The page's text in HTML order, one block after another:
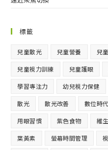
標籤
兒童散光 兒童營養 兒
兒童視力訓練 兒童護眼
學習專注力 幼兒視力保健
散光 散光改善 數位時代
用眼習慣 紫色食物 維
葉黃素 螢幕時間管理